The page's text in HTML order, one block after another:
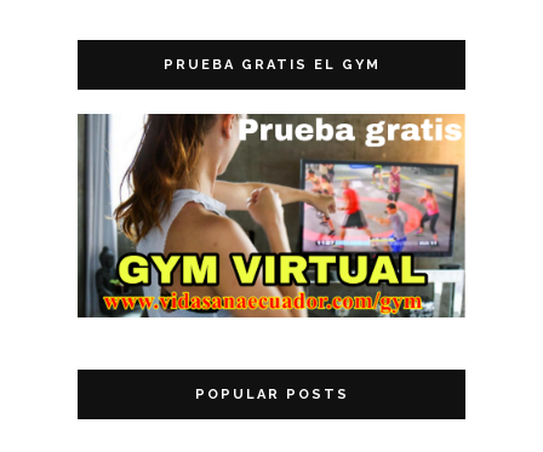
PRUEBA GRATIS EL GYM
POPULAR POSTS